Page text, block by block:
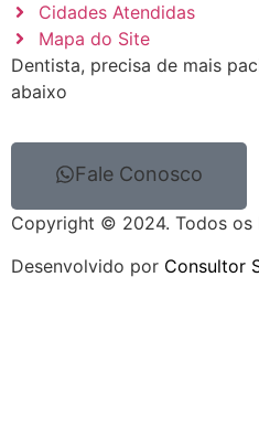
Cidades Atendidas
Mapa do Site
Dentista, precisa de mais
abaixo
Fale Conosco
Desenvolvido por Consultor
Copyright © 2024. Todos os